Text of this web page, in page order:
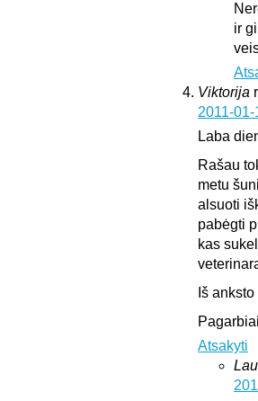
ir
Viktorija
2011-
Laba
Rašau
metu
alsuoti
pabėgti
kas
Iš
Atsakyti